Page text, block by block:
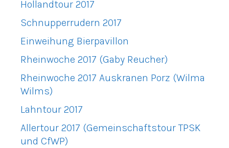
Hollandtour 2017
Schnupperrudern 2017
Einweihung Bierpavillon
Rheinwoche 2017 (Gaby Reucher)
Rheinwoche 2017 Auskranen Porz (Wilma
Wilms)
Lahntour 2017
Allertour 2017 (Gemeinschaftstour TPSK
und CfWP)